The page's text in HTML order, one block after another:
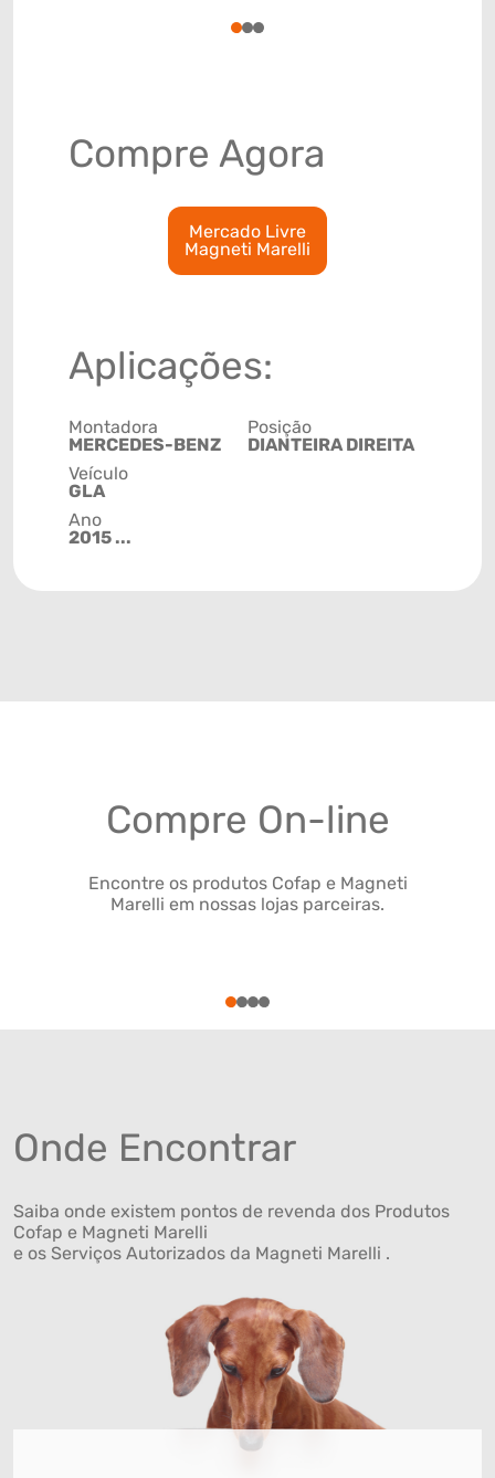
123
Compre Agora
Mercado Livre
Magneti Marelli
Aplicações:
Montadora
MERCEDES-BENZ
Veículo
GLA
Ano
2015 ...
Posição
DIANTEIRA DIREITA
Compre On-line
Encontre os produtos Cofap e Magneti
Marelli em nossas lojas parceiras.
1234
Onde Encontrar
Saiba onde existem pontos de revenda dos Produtos
Cofap e Magneti Marelli
e os Serviços Autorizados da Magneti Marelli .